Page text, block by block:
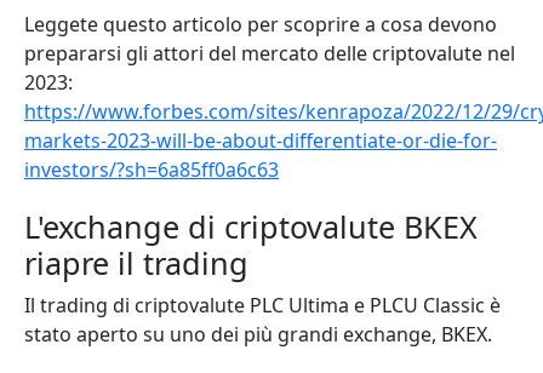
Leggete questo articolo per scoprire a cosa devono
prepararsi gli attori del mercato delle criptovalute nel
2023:
https://www.forbes.com/sites/kenrapoza/2022/12/29/
markets-2023-will-be-about-differentiate-or-die-for-
investors/?sh=6a85ff0a6c63
L'exchange di criptovalute BKEX
riapre il trading
Il trading di criptovalute PLC Ultima e PLCU Classic è
stato aperto su uno dei più grandi exchange, BKEX.